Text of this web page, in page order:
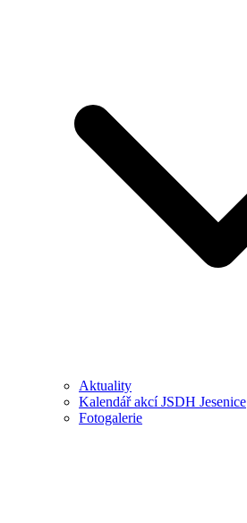
Aktuality
Kalendář akcí JSDH Jesenice
Fotogalerie